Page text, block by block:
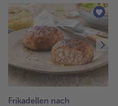
Frikadellen nach